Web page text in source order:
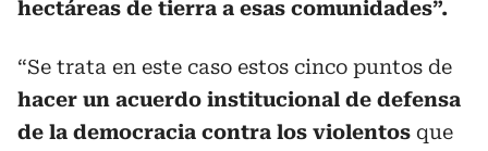
hectáreas de tierra a esas comunidades”.
“Se trata en este caso estos cinco puntos de
hacer un acuerdo institucional de defensa
de la democracia contra los violentos que